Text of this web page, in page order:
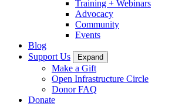
Training + Webinars
Advocacy
Community
Events
Blog
Support Us
Expand
Make a Gift
Open Infrastructure Circle
Donor FAQ
Donate